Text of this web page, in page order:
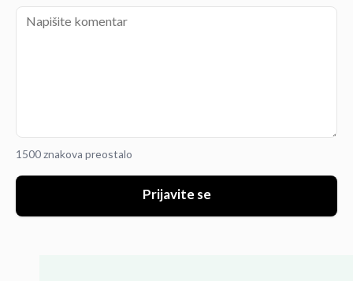
1500 znakova preostalo
Prijavite se